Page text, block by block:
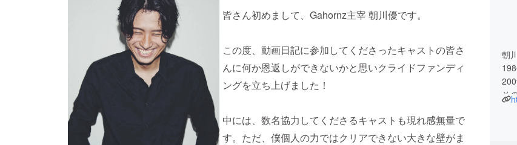
皆さん初めまして、Gahornz主宰 朝川優です。
この度、動画日記に参加してくださったキャストの皆さ
んに何か恩返しができないかと思いクライドファンディ
ングを立ち上げました！
中には、数名協力してくださるキャストも現れ感無量で
す。ただ、僕個人の力ではクリアできない大きな壁がま
朝
そ